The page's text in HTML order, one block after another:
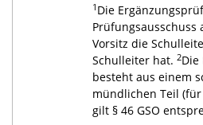
1 Die
Prüfungsausschuss
Vorsitz die
Schulleiter hat. 2
besteht aus einem
mündlichen Teil
gilt § 46 GSO